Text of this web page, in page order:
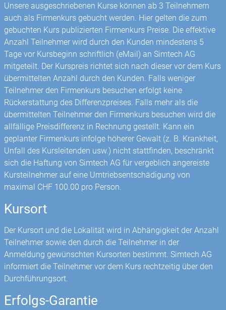
Unsere ausgeschriebenen Kurse können ab 3 Teilnehmern
auch als Firmenkurs gebucht werden. Hier gelten die zum
gebuchten Kurs publizierten Firmenkurs Preise. Die effektive
Anzahl Teilnehmer wird durch den Kunden mindestens 5
Tage vor Kursbeginn schriftlich (eMail) an Simtech AG
mitgeteilt. Der Kurspreis richtet sich nach dieser vor dem Kurs
übermittelten Anzahl durch den Kunden. Falls weniger
Teilnehmer den Firmenkurs besuchen erfolgt keine
Rückerstattung des Differenzpreises. Falls mehr als die
übermittelten Teilnehmer den Firmenkurs besuchen wird die
allfällige Preisdifferenz in Rechnung gestellt. Kann ein
geplanter Firmenkurs infolge höherer Gewalt (z. B. Krankheit,
Unfall des Kursleitenden usw.) nicht stattfinden, beschränkt
sich die Haftung von Simtech AG für vergeblich angereiste
Kursteilnehmer auf eine Umtriebsentschädigung von
maximal CHF 100.00 pro Person.
Kursort
Der Kursort und die Lokalität wird in Abhängigkeit der Anzahl
Teilnehmer sowie den durch die Teilnehmer in der
Anmeldung gewünschten Kursorten bestimmt. Simtech AG
informiert die Teilnehmer vor dem Kurs rechtzeitig über den
Durchführungsort.
Erfolgs-Garantie